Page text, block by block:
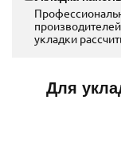
укладки
Для